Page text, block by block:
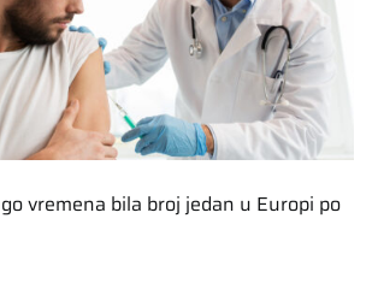
vremena bila broj jedan u Europi po